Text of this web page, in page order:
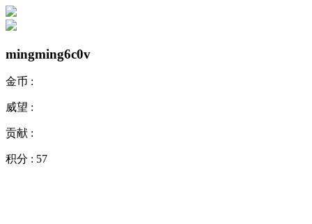
mingming6c0v
金币 :
威望 :
贡献 :
积分 : 57